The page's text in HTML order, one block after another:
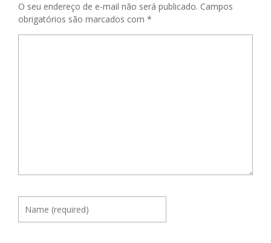
O seu endereço de e-mail não será publicado. Campos
obrigatórios são marcados com *